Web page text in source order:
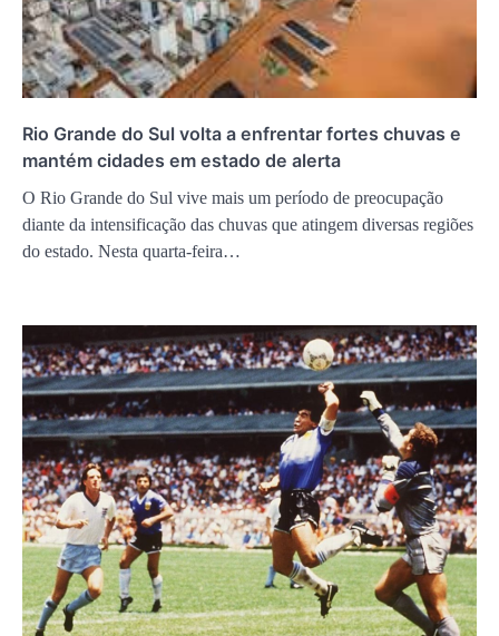
Rio Grande do Sul volta a enfrentar fortes chuvas e
mantém cidades em estado de alerta
O Rio Grande do Sul vive mais um período de preocupação
diante da intensificação das chuvas que atingem diversas regiões
do estado. Nesta quarta-feira…